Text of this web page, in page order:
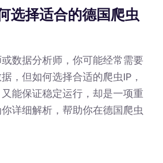
选择适合的德国爬虫
数据分析师，你可能经常需要
，但如何选择合适的爬虫IP，
能保证稳定运行，却是一项重
详细解析，帮助你在德国爬虫